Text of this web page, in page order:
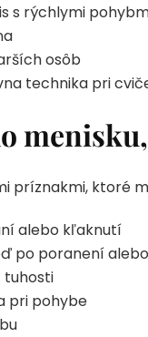
s rýchlymi
osôb
technika pri
príznakmi, ktoré
alebo kľaknutí
po poranení
tuhosti
pri pohybe